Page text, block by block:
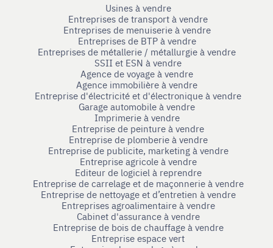
Usines à vendre
Entreprises de transport à vendre
Entreprises de menuiserie à vendre
Entreprises de BTP à vendre
Entreprises de métallerie / métallurgie à vendre
SSII et ESN à vendre
Agence de voyage à vendre
Agence immobilière à vendre
Entreprise d'électricité et d'électronique à vendre
Garage automobile à vendre
Imprimerie à vendre
Entreprise de peinture à vendre
Entreprise de plomberie à vendre
Entreprise de publicite, marketing à vendre
Entreprise agricole à vendre
Editeur de logiciel à reprendre
Entreprise de carrelage et de maçonnerie à vendre
Entreprise de nettoyage et d’entretien à vendre
Entreprises agroalimentaire à vendre
Cabinet d'assurance à vendre
Entreprise de bois de chauffage à vendre
Entreprise espace vert